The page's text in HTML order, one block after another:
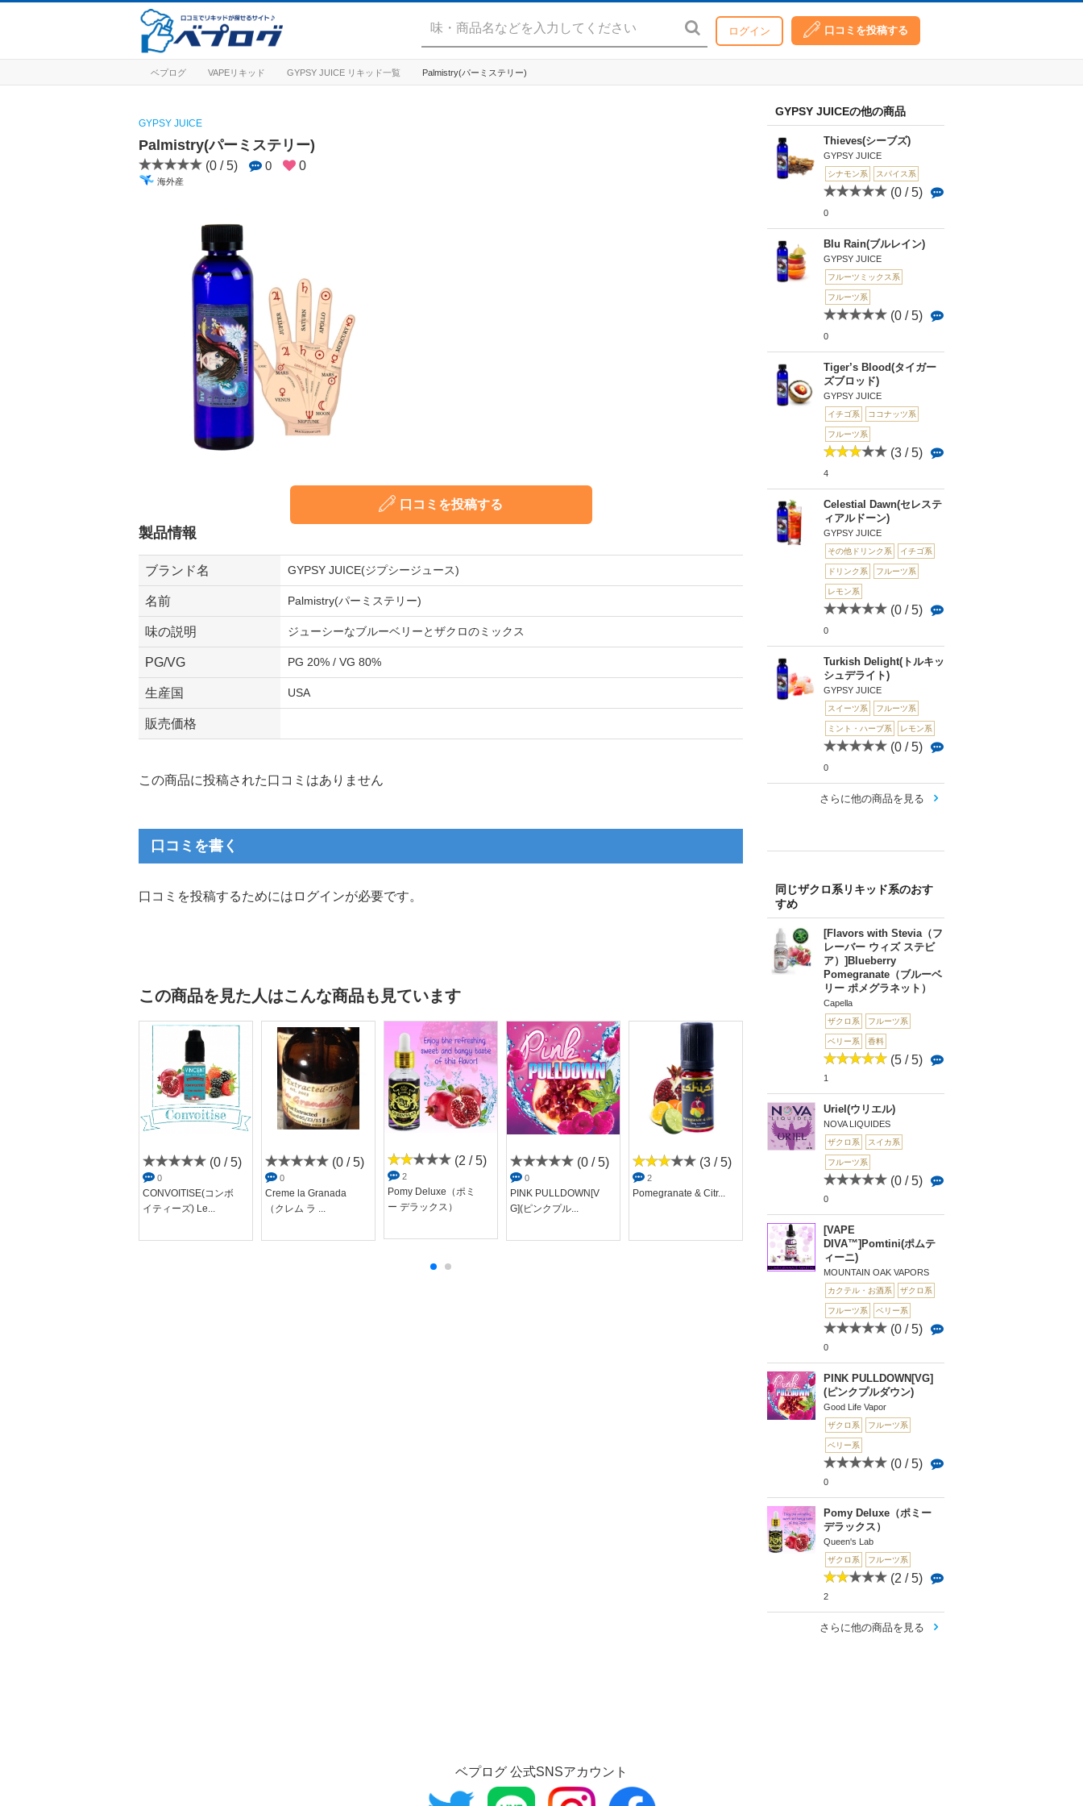
ログイン 口コミを投稿する
ベプログ VAPEリキッド GYPSY JUICE リキッド一覧 Palmistry(パーミステリー)
GYPSY JUICEの他の商品
Thieves(シーブズ)
GYPSY JUICE
シナモン系 スパイス系
(0 / 5)
0
Blu Rain(ブルレイン)
GYPSY JUICE
フルーツミックス系
フルーツ系
(0 / 5)
0
Tiger’s Blood(タイガー
ズブロッド)
GYPSY JUICE
イチゴ系 ココナッツ系
フルーツ系
(3 / 5)
4
Celestial Dawn(セレステ
ィアルドーン)
GYPSY JUICE
その他ドリンク系 イチゴ系
ドリンク系 フルーツ系
レモン系
(0 / 5)
0
Turkish Delight(トルキッ
シュデライト)
GYPSY JUICE
スイーツ系 フルーツ系
ミント・ハーブ系 レモン系
(0 / 5)
0
さらに他の商品を見る
同じザクロ系リキッド系のおす
すめ
[Flavors with Stevia（フ
レーバー ウィズ ステビ
ア）]Blueberry
Pomegranate（ブルーベ
リー ポメグラネット）
Capella
ザクロ系 フルーツ系
ベリー系 香料
(5 / 5)
1
Uriel(ウリエル)
NOVA LIQUIDES
ザクロ系 スイカ系
フルーツ系
(0 / 5)
0
[VAPE
DIVA™]Pomtini(ポムテ
ィーニ)
MOUNTAIN OAK VAPORS
カクテル・お酒系 ザクロ系
フルーツ系 ベリー系
(0 / 5)
0
PINK PULLDOWN[VG]
(ピンクプルダウン)
Good Life Vapor
ザクロ系 フルーツ系
ベリー系
(0 / 5)
0
Pomy Deluxe（ポミー
デラックス）
Queen's Lab
ザクロ系 フルーツ系
(2 / 5)
2
さらに他の商品を見る
GYPSY JUICE
Palmistry(パーミステリー)
(0 / 5) 0 0
海外産
口コミを投稿する
製品情報
ブランド名 GYPSY JUICE(ジプシージュース)
名前 Palmistry(パーミステリー)
味の説明 ジューシーなブルーベリーとザクロのミックス
PG/VG PG 20% / VG 80%
生産国 USA
販売価格
この商品に投稿された口コミはありません
口コミを書く
口コミを投稿するためにはログインが必要です。
この商品を見た人はこんな商品も見ています
(0 / 5)
0
CONVOITISE(コンボ
イティーズ) Le...
(0 / 5)
0
Creme la Granada
（クレム ラ ...
(2 / 5)
2
Pomy Deluxe（ポミ
ー デラックス）
(0 / 5)
0
PINK PULLDOWN[V
G](ピンクプル...
(3 / 5)
2
Pomegranate & Citr...
(3.4 /
スカイ)
0
ベプログ 公式SNSアカウント